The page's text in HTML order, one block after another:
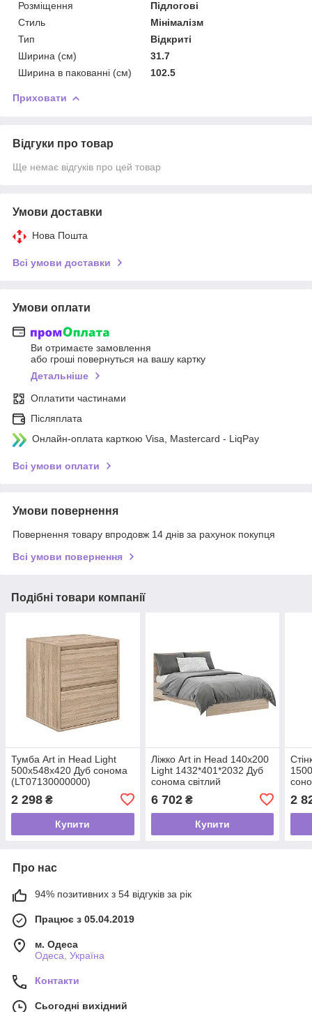
Розміщення
Підлогові
Стиль
Мінімалізм
Тип
Відкриті
Ширина (см)
31.7
Ширина в пакованні (см)
102.5
Приховати
Відгуки про товар
Ще немає відгуків про цей товар
Умови доставки
Нова Пошта
Всі умови доставки
Умови оплати
Ви отримаєте замовлення
або гроші повернуться на вашу картку
Детальніше
Оплатити частинами
Післяплата
Онлайн-оплата карткою Visa, Mastercard - LiqPay
Всі умови оплати
Умови повернення
Повернення товару впродовж 14 днів за рахунок покупця
Всі умови повернення
Подібні товари компанії
Тумба Art in Head Light
500x548x420 Дуб сонома
(LT07130000000)
2 298 ₴
Купити
Ліжко Art in Head 140x200
Light 1432*401*2032 Дуб
сонома світлий
6 702₴
Купити
2
Про нас
94% позитивних з 54 відгуків за рік
Працює з 05.04.2019
м. Одеса
Одеса, Україна
Контакти
Сьогодні вихідний